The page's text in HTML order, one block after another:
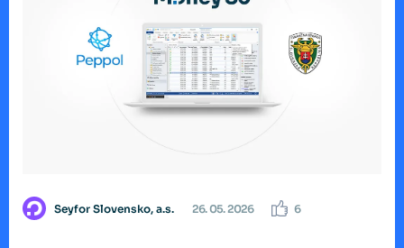
Seyfor Slovensko, a.s. 26. 05. 2026 6